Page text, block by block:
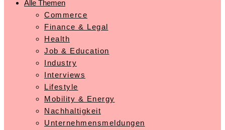
Alle Themen
Commerce
Finance & Legal
Health
Job & Education
Industry
Interviews
Lifestyle
Mobility & Energy
Nachhaltigkeit
Unternehmensmeldungen